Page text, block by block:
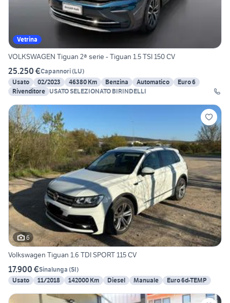
Vetrina
VOLKSWAGEN Tiguan 2ª serie - Tiguan 1.5 TSI 150 CV
25.250 €Capannori(LU)
Usato
02/2023 46380 Km Benzina Automatico
Euro 6
Rivenditore USATO SELEZIONATO BIRINDELLI
6
Volkswagen Tiguan 1.6 TDI SPORT 115 CV
17.900 €Sinalunga (SI)
Usato
11/2018 142000 Km Diesel Manuale Euro 6d-TEMP